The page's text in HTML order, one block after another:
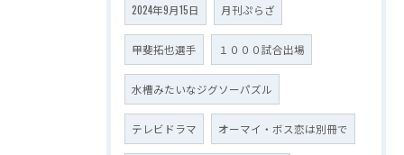
2024年9月15日 月刊ぷらざ
甲斐拓也選手 １０００試合出場
水槽みたいなジグソーパズル
テレビドラマ オーマイ・ボス恋は別冊で